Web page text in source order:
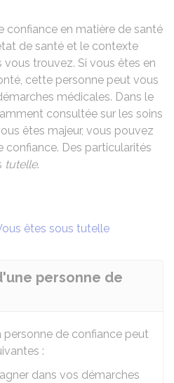
confiance en matière de santé
de santé et le contexte
trouvez. Si vous êtes en
cette personne peut vous
médicales. Dans le
consultée sur les soins
êtes majeur, vous pouvez
confiance. Des particularités
tutelle.
êtes sous tutelle
personne de
personne de confiance peut
:
dans vos démarches